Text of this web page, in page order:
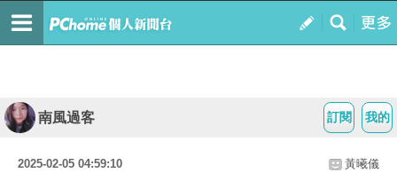
我的
訂閱
南風過客
2025-02-05 04:59:10 黃曦儀